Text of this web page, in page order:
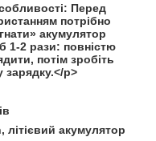
Перед
потрібно
акумулятор
1-2 рази: повністю
потім зробіть
зарядку.</p>
літієвий акумулятор